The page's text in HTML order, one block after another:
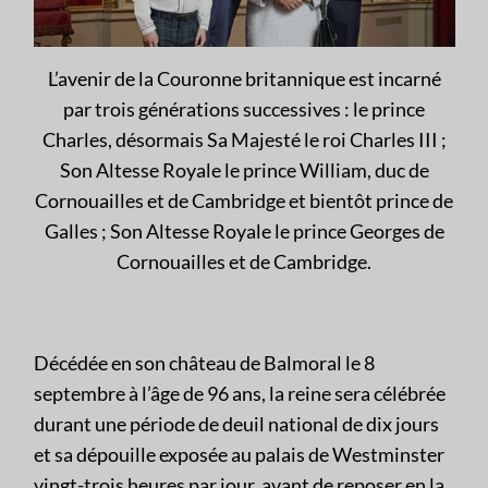
L’avenir de la Couronne britannique est incarné
par trois générations successives : le prince
Charles, désormais Sa Majesté le roi Charles III ;
Son Altesse Royale le prince William, duc de
Cornouailles et de Cambridge et bientôt prince de
Galles ; Son Altesse Royale le prince Georges de
Cornouailles et de Cambridge.
Décédée en son château de Balmoral le 8
septembre à l’âge de 96 ans, la reine sera célébrée
durant une période de deuil national de dix jours
et sa dépouille exposée au palais de Westminster